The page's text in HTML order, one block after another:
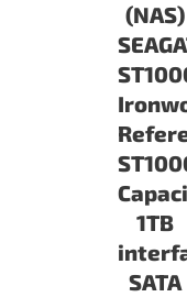
(NAS)
1TB
SATA